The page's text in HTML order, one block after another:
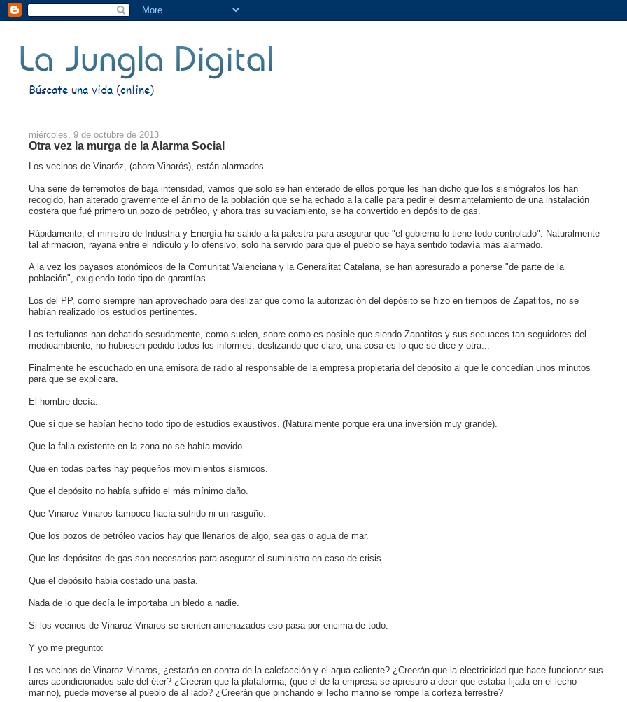
miércoles, 9 de octubre de 2013
Otra vez la murga de la Alarma Social
Los vecinos de Vinaróz, (ahora Vinarós), están alarmados.
Una serie de terremotos de baja intensidad, vamos que solo se han enterado de ellos porque les han dicho que los sismógrafos los han
recogido, han alterado gravemente el ánimo de la población que se ha echado a la calle para pedir el desmantelamiento de una instalación
costera que fué primero un pozo de petróleo, y ahora tras su vaciamiento, se ha convertido en depósito de gas.
Rápidamente, el ministro de Industria y Energía ha salido a la palestra para asegurar que "el gobierno lo tiene todo controlado". Naturalmente
tal afirmación, rayana entre el ridículo y lo ofensivo, solo ha servido para que el pueblo se haya sentido todavía más alarmado.
A la vez los payasos atonómicos de la Comunitat Valenciana y la Generalitat Catalana, se han apresurado a ponerse "de parte de la
población", exigiendo todo tipo de garantías.
Los del PP, como siempre han aprovechado para deslizar que como la autorización del depósito se hizo en tiempos de Zapatitos, no se
habían realizado los estudios pertinentes.
Los tertulianos han debatido sesudamente, como suelen, sobre como es posible que siendo Zapatitos y sus secuaces tan seguidores del
medioambiente, no hubiesen pedido todos los informes, deslizando que claro, una cosa es lo que se dice y otra...
Finalmente he escuchado en una emisora de radio al responsable de la empresa propietaria del depósito al que le concedían unos minutos
para que se explicara.
El hombre decía:
Que si que se habían hecho todo tipo de estudios exaustivos. (Naturalmente porque era una inversión muy grande).
Que la falla existente en la zona no se había movido.
Que en todas partes hay pequeños movimientos sísmicos.
Que el depósito no había sufrido el más mínimo daño.
Que Vinaroz-Vinaros tampoco hacía sufrido ni un rasguño.
Que los pozos de petróleo vacios hay que llenarlos de algo, sea gas o agua de mar.
Que los depósitos de gas son necesarios para asegurar el suministro en caso de crisis.
Que el depósito había costado una pasta.
Nada de lo que decía le importaba un bledo a nadie.
Si los vecinos de Vinaroz-Vinaros se sienten amenazados eso pasa por encima de todo.
Y yo me pregunto:
Los vecinos de Vinaroz-Vinaros, ¿estarán en contra de la calefacción y el agua caliente? ¿Creerán que la electricidad que hace funcionar sus
aires acondicionados sale del éter? ¿Creerán que la plataforma, (que el de la empresa se apresuró a decir que estaba fijada en el lecho
marino), puede moverse al pueblo de al lado? ¿Creerán que pinchando el lecho marino se rompe la corteza terrestre?